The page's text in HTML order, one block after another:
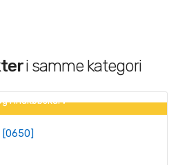
i samme kategori
I Indkøbskurv
[0650]